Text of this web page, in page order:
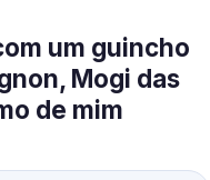
um guincho
Mogi das
de mim